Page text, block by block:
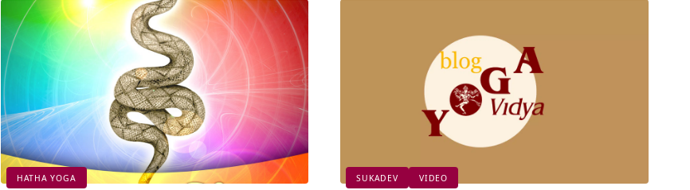
HATHA YOGA SUKADEV VIDEO